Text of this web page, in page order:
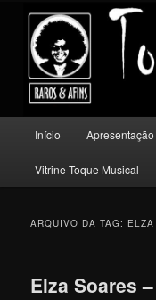
conteúdo
principal
conteúdo
secundário
Toque
Um lugar para quem
principal
Início Apresentação
Vitrine Toque Musical
ARQUIVO DA TAG:
Elza Soares